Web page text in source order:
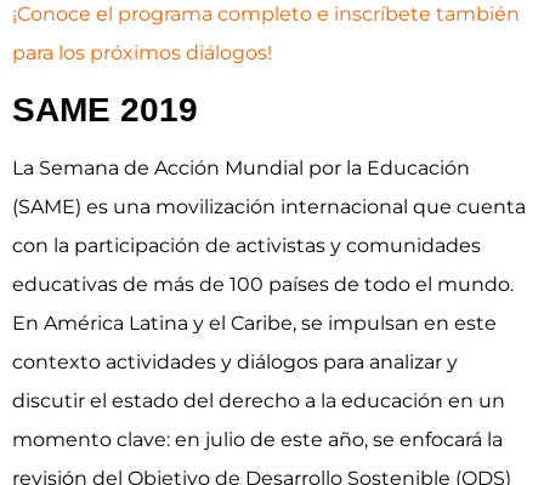
¡Conoce el programa completo e inscríbete también
para los próximos diálogos!
SAME 2019
La Semana de Acción Mundial por la Educación
(SAME) es una movilización internacional que cuenta
con la participación de activistas y comunidades
educativas de más de 100 países de todo el mundo.
En América Latina y el Caribe, se impulsan en este
contexto actividades y diálogos para analizar y
discutir el estado del derecho a la educación en un
momento clave: en julio de este año, se enfocará la
revisión del Objetivo de Desarrollo Sostenible (ODS)